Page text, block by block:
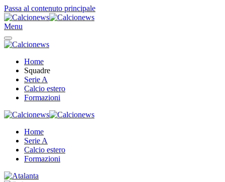
Passa al contenuto principale
Menu
Home
Squadre
Serie A
Calcio estero
Formazioni
Home
Serie A
Calcio estero
Formazioni